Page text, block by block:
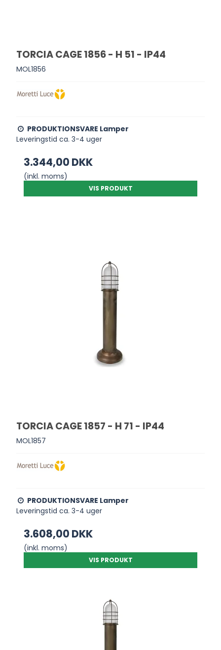
TORCIA CAGE 1856 - H 51 - IP44
MOL1856
PRODUKTIONSVARE Lamper
Leveringstid ca. 3-4 uger
3.344,00 DKK
(inkl. moms)
VIS PRODUKT
TORCIA CAGE 1857 - H 71 - IP44
MOL1857
PRODUKTIONSVARE Lamper
Leveringstid ca. 3-4 uger
3.608,00 DKK
(inkl. moms)
VIS PRODUKT